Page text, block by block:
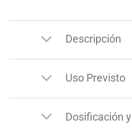
Descripción
Uso Previsto
Dosificación